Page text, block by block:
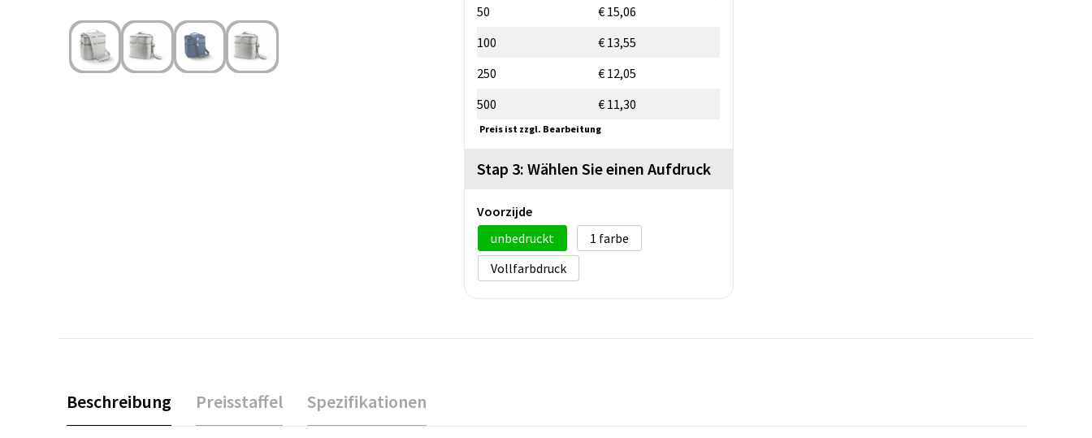
50
€ 15,06
100
€ 13,55
250
€ 12,05
500
€ 11,30
Preis ist zzgl. Bearbeitung
Stap 3: Wählen Sie einen Aufdruck
Voorzijde
unbedruckt
1
Vollfarbdruck
Beschreibung Preisstaffel Spezifikationen